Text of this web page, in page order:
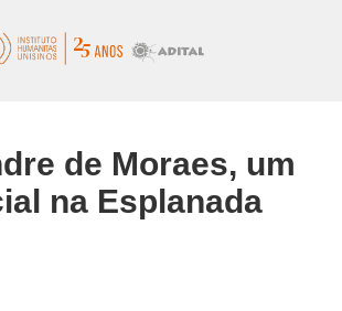
de Moraes, um
na Esplanada